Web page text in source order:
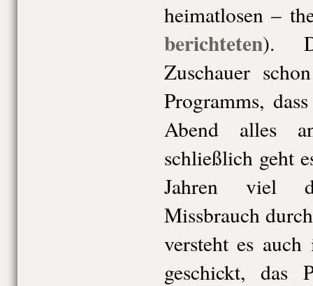
heimatlosen –
berichteten).
Zuschauer
Programms,
Abend alles
schließlich geht
Jahren viel
Missbrauch
versteht es
geschickt, das